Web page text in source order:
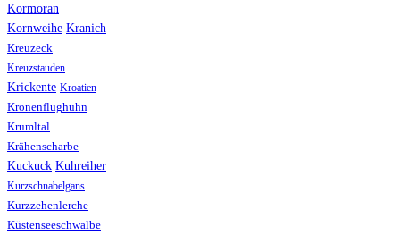
Kormoran
Kornweihe Kranich
Kreuzeck
Kreuzstauden
Krickente Kroatien
Kronenflughuhn
Krumltal
Krähenscharbe
Kuckuck Kuhreiher
Kurzschnabelgans
Kurzzehenlerche
Küstenseeschwalbe